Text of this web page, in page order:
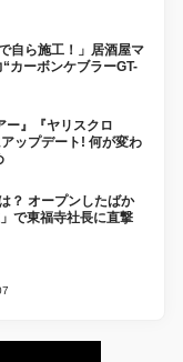
自ら施工！」居酒屋マ
カーボンケブラーGT-
ー』『ヤリスクロ
ップデート! 何が変わ
？ オープンしたばか
で東福寺社長に直撃